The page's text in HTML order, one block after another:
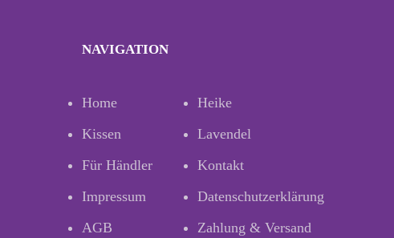
NAVIGATION
Home
Heike
Kissen
Lavendel
Für Händler
Kontakt
Impressum
Datenschutzerklärung
AGB
Zahlung & Versand